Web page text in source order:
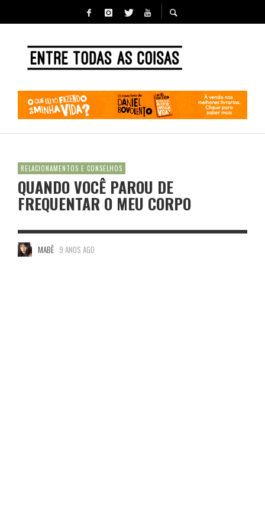
RELACIONAMENTOS E CONSELHOS
QUANDO VOCÊ PAROU DE
FREQUENTAR O MEU CORPO
MABÊ 9 ANOS AGO